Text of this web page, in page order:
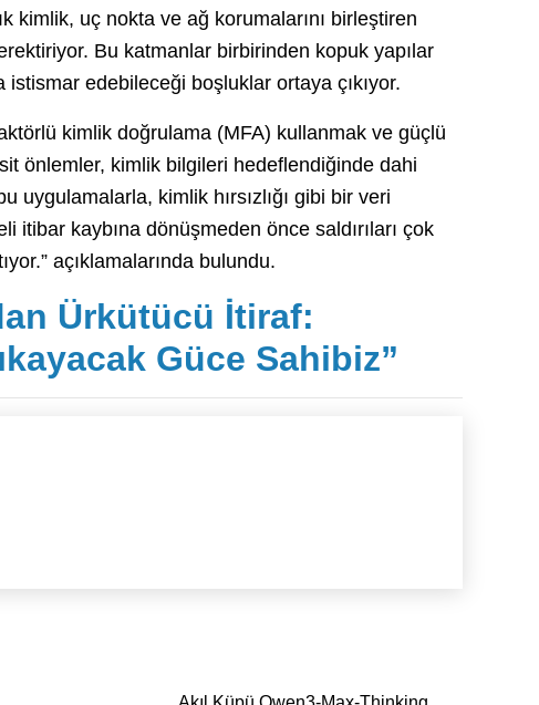
kimlik, uç nokta ve ağ korumalarını birleştiren
Bu katmanlar birbirinden kopuk yapılar
istismar edebileceği boşluklar ortaya çıkıyor.
kimlik doğrulama (MFA) kullanmak ve güçlü
önlemler, kimlik bilgileri hedeflendiğinde dahi
uygulamalarla, kimlik hırsızlığı gibi bir veri
itibar kaybına dönüşmeden önce saldırıları çok
açıklamalarında bulundu.
Ürkütücü İtiraf:
Güce Sahibiz”